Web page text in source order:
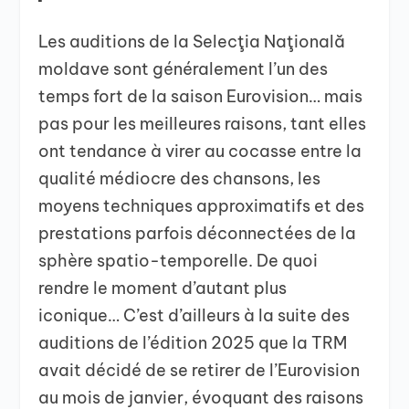
Les auditions de la Selecţia Naţională
moldave sont généralement l’un des
temps fort de la saison Eurovision… mais
pas pour les meilleures raisons, tant elles
ont tendance à virer au cocasse entre la
qualité médiocre des chansons, les
moyens techniques approximatifs et des
prestations parfois déconnectées de la
sphère spatio-temporelle. De quoi
rendre le moment d’autant plus
iconique… C’est d’ailleurs à la suite des
auditions de l’édition 2025 que la TRM
avait décidé de se retirer de l’Eurovision
au mois de janvier, évoquant des raisons